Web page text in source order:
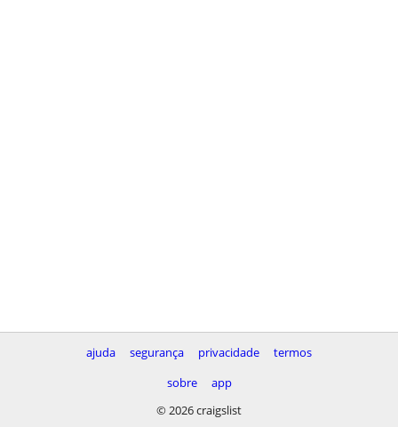
ajuda segurança privacidade
termos
sobre
app
© 2026 craigslist